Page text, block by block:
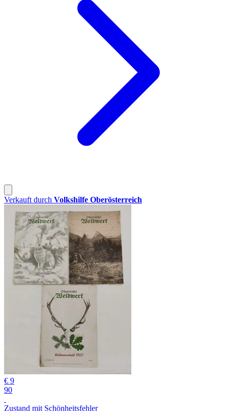
Verkauft durch Volkshilfe Oberösterreich
€ 9
90
Zustand mit Schönheitsfehler